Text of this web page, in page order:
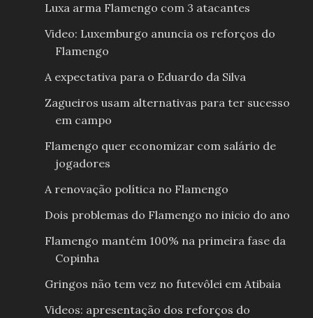
Luxa arma Flamengo com 3 atacantes
Video: Luxemburgo anuncia os reforços do
Flamengo
A expectativa para o Eduardo da Silva
Zagueiros usam alternativas para ter sucesso
em campo
Flamengo quer economizar com salário de
jogadores
A renovação política no Flamengo
Dois problemas do Flamengo no inicio do ano
Flamengo mantém 100% na primeira fase da
Copinha
Gringos não tem vez no futevôlei em Atibaia
Videos: apresentação dos reforços do